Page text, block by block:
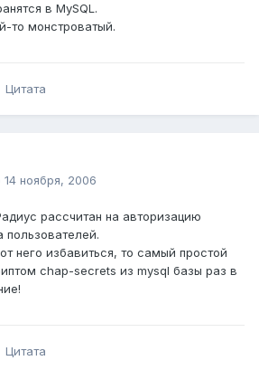
в MySQL.
то монстроватый.
Цитата
14 ноября, 2006
рассчитан на авторизацию
пользователей.
него избавиться, то самый простой
chap-secrets из mysql базы раз в
Цитата